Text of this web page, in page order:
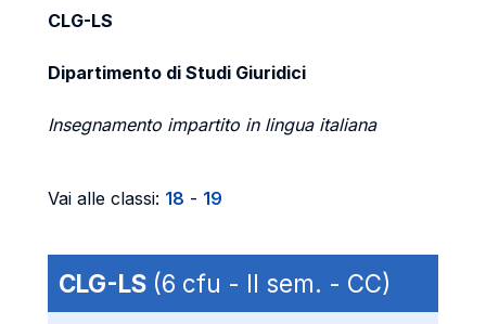
CLG-LS
Dipartimento di Studi Giuridici
Insegnamento impartito in lingua italiana
Vai alle classi: 18 - 19
CLG-LS (6 cfu - II sem. - CC)